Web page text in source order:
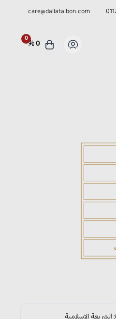
care@dallatalbon.com
0
0